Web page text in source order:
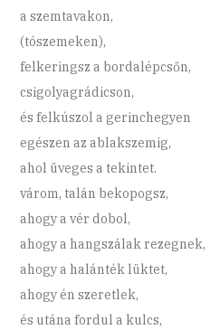
a szemtavakon,
(tószemeken),
felkeringsz a bordalépcsőn,
csigolyagrádicson,
és felkúszol a gerinchegyen
egészen az ablakszemig,
ahol üveges a tekintet.
várom, talán bekopogsz,
ahogy a vér dobol,
ahogy a hangszálak rezegnek,
ahogy a halánték lüktet,
ahogy én szeretlek,
és utána fordul a kulcs,